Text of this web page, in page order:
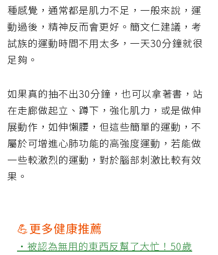
種感覺，通常都是肌力不足，一般來說，運
動過後，精神反而會更好。簡文仁建議，考
試族的運動時間不用太多，一天30分鐘就很
足夠。
如果真的抽不出30分鐘，也可以拿著書，站
在走廊做起立、蹲下，強化肌力，或是做伸
展動作，如伸懶腰，但這些簡單的運動，不
屬於可增進心肺功能的高強度運動，若能做
一些較激烈的運動，對於腦部刺激比較有效
果。
💪更多健康推薦
‧被認為無用的東西反幫了大忙！50歲